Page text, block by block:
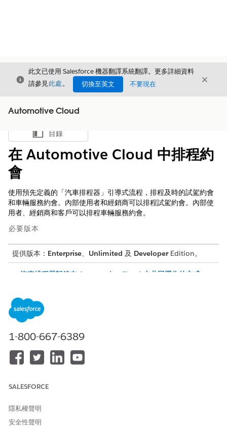
結束
此文已使用 Salesforce 機器翻譯系統翻譯。更多詳細資料
請參見此處。 切換至英文 不要現在 結束
Automotive Cloud
顯示目錄
目錄
在 Automotive Cloud 中排程約
會
使用預先定義的「汽車排程器」引導式流程，排程及時的試駕約會
和車輛服務約會。內部使用者和經銷商可以排程試駕約會。內部使
用者、經銷商和客戶可以排程車輛服務約會。
必要版本
提供版本： Enterprise、 Unlimited 及 DeveloperEdition。
汽車排程器記錄在 Automotive Cloud 中共同運作的方式
設定 Automotive Cloud 中的約會排程
在 Automotive Cloud 中設定 Salesforce Scheduler 功能，並
使用預先定義的以 OmniScript 為基礎排程流程，協助使用者建
中所使用的服務區域範圍、工作類型和工作類型群組、服務資
源，以及車輛和資產。您也可以自訂 Automotive Cloud 中可
業務需求。
在 Automotive Cloud 中管理試駕約會
透過根據潛在客戶的偏好設定排程試駕約會，改善您的商機資格
和機會轉換率。無論您是汽車原始設備製造公司的銷售工作人
1-800-667-6389
SALESFORCE
隱私權聲明
安全性聲明